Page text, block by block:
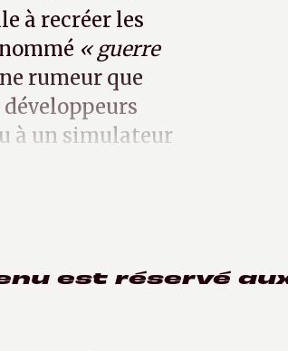
à recréer les
« guerre
rumeur que
à un simulateur
est réservé